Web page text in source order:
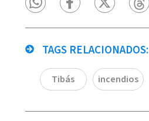
TAGS RELACIONADOS:
Tibás incendios